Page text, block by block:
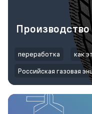
переработка
как
Российская газовая